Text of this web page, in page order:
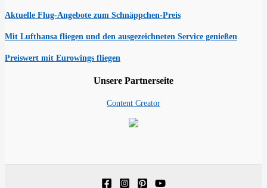
Aktuelle Flug-Angebote zum Schnäppchen-Preis
Mit Lufthansa fliegen und den ausgezeichneten Service genießen
Preiswert mit Eurowings fliegen
Unsere Partnerseite
Content Creator